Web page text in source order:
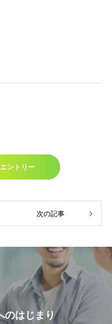
ントリー
次の記事
のはじまり